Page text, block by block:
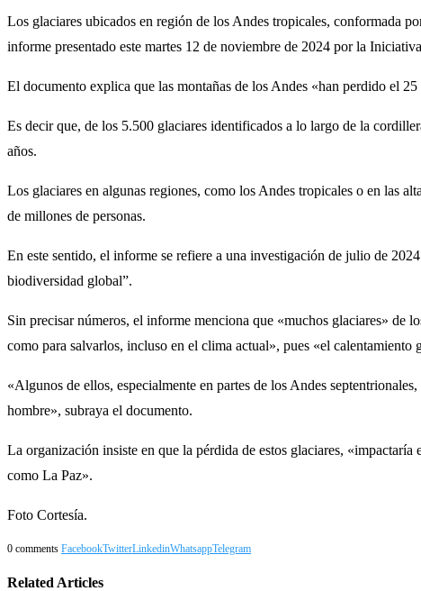
Los glaciares ubicados en región de los Andes tropicales, conformada
informe presentado este martes 12 de noviembre de 2024 por la
El documento explica que las montañas de los Andes «han perdido el
Es decir que, de los 5.500 glaciares identificados a lo largo de la
años.
Los glaciares en algunas regiones, como los Andes tropicales o en las
de millones de personas.
En este sentido, el informe se refiere a una investigación de julio de
biodiversidad global”.
Sin precisar números, el informe menciona que «muchos glaciares» de
como para salvarlos, incluso en el clima actual», pues «el calentamiento
«Algunos de ellos, especialmente en partes de los Andes
hombre», subraya el documento.
La organización insiste en que la pérdida de estos glaciares,
como La Paz».
Foto Cortesía.
0 comments FacebookTwitterLinkedinWhatsappTelegram
Related Articles